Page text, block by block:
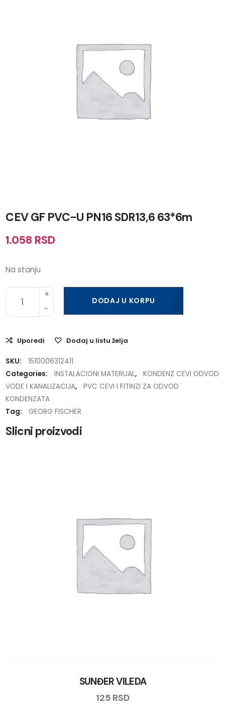
CEV GF PVC-U PN16 SDR13,6 63*6m
1.058 RSD
Na stanju
DODAJ U KORPU
Uporedi Dodaj u listu želja
SKU:
1510006312411
Categories:
INSTALACIONI MATERIJAL,
KONDENZ CEVI ODVOD
VODE I KANALIZACIJA,
PVC CEVI I FITINZI ZA ODVOD
KONDENZATA
Tag:
GEORG FISCHER
Slicni proizvodi
SUNĐER VILEDA
125 RSD